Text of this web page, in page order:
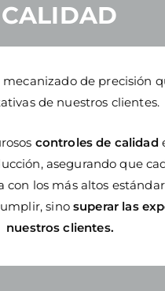
CALIDAD
mecanizado de precisión
de nuestros clientes.
controles de calidad
asegurando que
los más altos
sino superar las
nuestros clientes.